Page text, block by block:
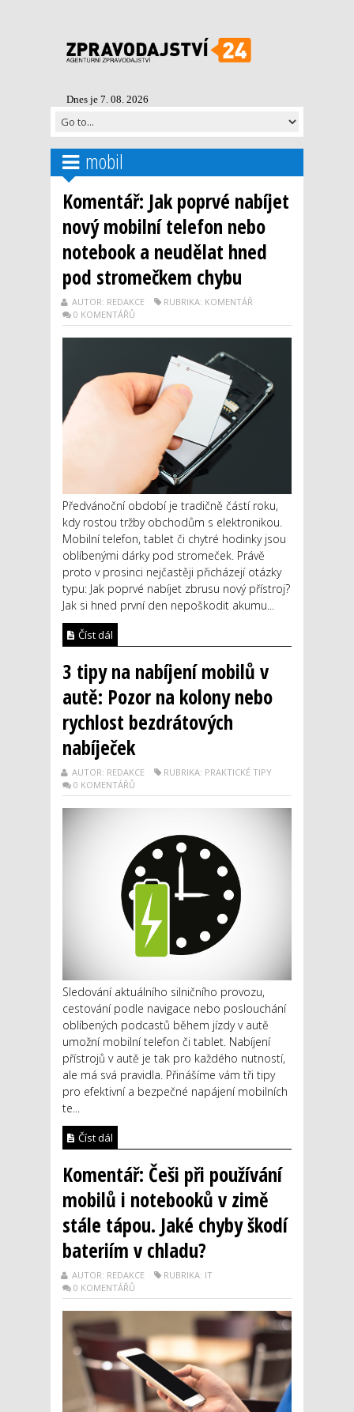
Dnes je 7. 08. 2026
mobil
Komentář: Jak poprvé nabíjet
nový mobilní telefon nebo
notebook a neudělat hned
pod stromečkem chybu
AUTOR: REDAKCE
RUBRIKA: KOMENTÁŘ
0 KOMENTÁŘŮ
Předvánoční období je tradičně částí roku,
kdy rostou tržby obchodům s elektronikou.
Mobilní telefon, tablet či chytré hodinky jsou
oblíbenými dárky pod stromeček. Právě
proto v prosinci nejčastěji přicházejí otázky
typu: Jak poprvé nabíjet zbrusu nový přístroj?
Jak si hned první den nepoškodit akumu...
Číst dál
3 tipy na nabíjení mobilů v
autě: Pozor na kolony nebo
rychlost bezdrátových
nabíječek
AUTOR: REDAKCE
RUBRIKA: PRAKTICKÉ TIPY
0 KOMENTÁŘŮ
Sledování aktuálního silničního provozu,
cestování podle navigace nebo poslouchání
oblíbených podcastů během jízdy v autě
umožní mobilní telefon či tablet. Nabíjení
přístrojů v autě je tak pro každého nutností,
ale má svá pravidla. Přinášíme vám tři tipy
pro efektivní a bezpečné napájení mobilních
te...
Číst dál
Komentář: Češi při používání
mobilů i notebooků v zimě
stále tápou. Jaké chyby škodí
bateriím v chladu?
AUTOR: REDAKCE
RUBRIKA: IT
0 KOMENTÁŘŮ